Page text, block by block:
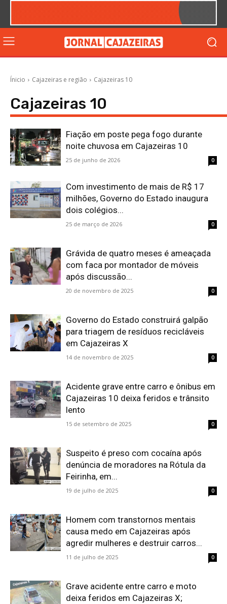
Ínicio Cajazeiras e região Cajazeiras 10
Cajazeiras 10
Fiação em poste pega fogo durante
noite chuvosa em Cajazeiras 10
25 de junho de 2026 0
Com investimento de mais de R$ 17
milhões, Governo do Estado inaugura
dois colégios...
25 de março de 2026 0
Grávida de quatro meses é ameaçada
com faca por montador de móveis
após discussão...
20 de novembro de 2025 0
Governo do Estado construirá galpão
para triagem de resíduos recicláveis
em Cajazeiras X
14 de novembro de 2025 0
Acidente grave entre carro e ônibus em
Cajazeiras 10 deixa feridos e trânsito
lento
15 de setembro de 2025 0
Suspeito é preso com cocaína após
denúncia de moradores na Rótula da
Feirinha, em...
19 de julho de 2025 0
Homem com transtornos mentais
causa medo em Cajazeiras após
agredir mulheres e destruir carros...
11 de julho de 2025 0
Grave acidente entre carro e moto
deixa feridos em Cajazeiras X;